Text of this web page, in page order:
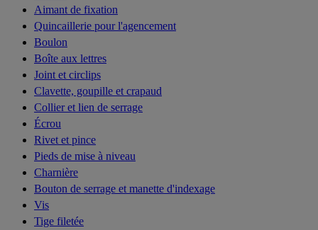
Aimant de fixation
Quincaillerie pour l'agencement
Boulon
Boîte aux lettres
Joint et circlips
Clavette, goupille et crapaud
Collier et lien de serrage
Écrou
Rivet et pince
Pieds de mise à niveau
Charnière
Bouton de serrage et manette d'indexage
Vis
Tige filetée